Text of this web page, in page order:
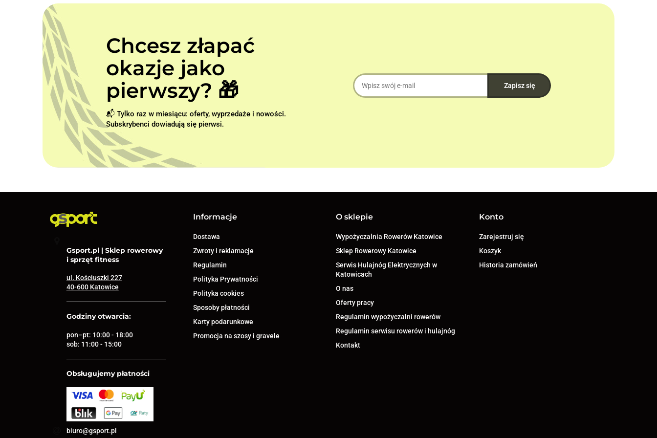
Chcesz złapać
okazje jako
pierwszy? 🎁
📬 Tylko raz w miesiącu: oferty, wyprzedaże i nowości.
Subskrybenci dowiadują się pierwsi.
Gsport.pl | Sklep rowerowy
i sprzęt fitness
ul. Kościuszki 227
40-600 Katowice
Godziny otwarcia:
pon–pt: 10:00 - 18:00
sob: 11:00 - 15:00
Obsługujemy płatności
biuro@gsport.pl
Informacje
Dostawa
Zwroty i reklamacje
Regulamin
Polityka Prywatności
Polityka cookies
Sposoby płatności
Karty podarunkowe
Promocja na szosy i gravele
O sklepie
Wypożyczalnia Rowerów Katowice
Sklep Rowerowy Katowice
Serwis Hulajnóg Elektrycznych w
Katowicach
O nas
Oferty pracy
Regulamin wypożyczalni rowerów
Regulamin serwisu rowerów i hulajnóg
Kontakt
Konto
Zarejestruj się
Koszyk
Historia zamówień